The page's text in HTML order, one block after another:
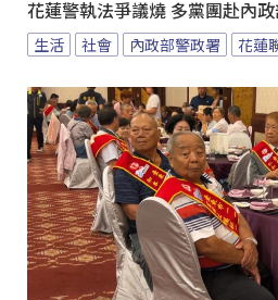
花蓮警執法爭議燒 多黨團赴內
生活 社會 內政部警政署 花蓮